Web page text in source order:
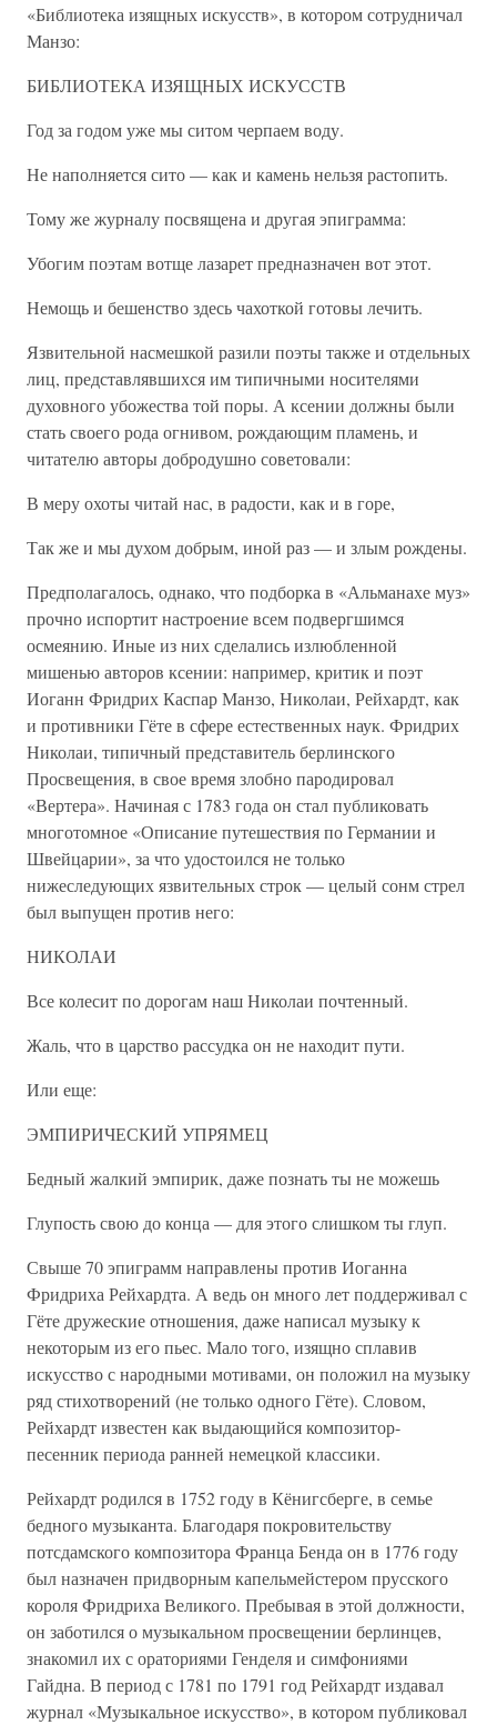
«Библиотека изящных искусств», в котором сотрудничал
Манзо:
БИБЛИОТЕКА ИЗЯЩНЫХ ИСКУССТВ
Год за годом уже мы ситом черпаем воду.
Не наполняется сито — как и камень нельзя растопить.
Тому же журналу посвящена и другая эпиграмма:
Убогим поэтам вотще лазарет предназначен вот этот.
Немощь и бешенство здесь чахоткой готовы лечить.
Язвительной насмешкой разили поэты также и отдельных
лиц, представлявшихся им типичными носителями
духовного убожества той поры. А ксении должны были
стать своего рода огнивом, рождающим пламень, и
читателю авторы добродушно советовали:
В меру охоты читай нас, в радости, как и в горе,
Так же и мы духом добрым, иной раз — и злым рождены.
Предполагалось, однако, что подборка в «Альманахе муз»
прочно испортит настроение всем подвергшимся
осмеянию. Иные из них сделались излюбленной
мишенью авторов ксении: например, критик и поэт
Иоганн Фридрих Каспар Манзо, Николаи, Рейхардт, как
и противники Гёте в сфере естественных наук. Фридрих
Николаи, типичный представитель берлинского
Просвещения, в свое время злобно пародировал
«Вертера». Начиная с 1783 года он стал публиковать
многотомное «Описание путешествия по Германии и
Швейцарии», за что удостоился не только
нижеследующих язвительных строк — целый сонм стрел
был выпущен против него:
НИКОЛАИ
Все колесит по дорогам наш Николаи почтенный.
Жаль, что в царство рассудка он не находит пути.
Или еще:
ЭМПИРИЧЕСКИЙ УПРЯМЕЦ
Бедный жалкий эмпирик, даже познать ты не можешь
Глупость свою до конца — для этого слишком ты глуп.
Свыше 70 эпиграмм направлены против Иоганна
Фридриха Рейхардта. А ведь он много лет поддерживал с
Гёте дружеские отношения, даже написал музыку к
некоторым из его пьес. Мало того, изящно сплавив
искусство с народными мотивами, он положил на музыку
ряд стихотворений (не только одного Гёте). Словом,
Рейхардт известен как выдающийся композитор-
песенник периода ранней немецкой классики.
Рейхардт родился в 1752 году в Кёнигсберге, в семье
бедного музыканта. Благодаря покровительству
потсдамского композитора Франца Бенда он в 1776 году
был назначен придворным капельмейстером прусского
короля Фридриха Великого. Пребывая в этой должности,
он заботился о музыкальном просвещении берлинцев,
знакомил их с ораториями Генделя и симфониями
Гайдна. В период с 1781 по 1791 год Рейхардт издавал
журнал «Музыкальное искусство», в котором публиковал